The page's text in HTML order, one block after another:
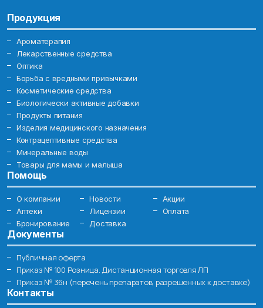
Продукция
Ароматерапия
Лекарственные средства
Оптика
Борьба с вредными привычками
Косметические средства
Биологически активные добавки
Продукты питания
Изделия медицинского назначения
Контрацептивные средства
Минеральные воды
Товары для мамы и малыша
Помощь
О компании Новости
Акции
Аптеки
Лицензии
Оплата
Бронирование
Доставка
Документы
Публичная оферта
Приказ № 100 Розница. Дистанционная торговля ЛП
Приказ № 36н (перечень препаратов, разрешенных к доставке)
Контакты